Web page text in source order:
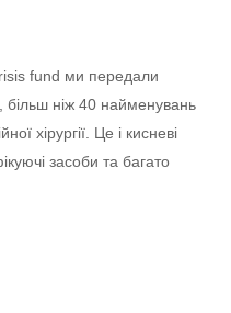
fund ми передали
більш ніж 40 найменувань
хірургії. Це і кисневі
засоби та багато